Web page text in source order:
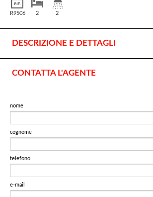
R9506 2 2
DESCRIZIONE E DETTAGLI
CONTATTA L'AGENTE
nome
cognome
telefono
e-mail